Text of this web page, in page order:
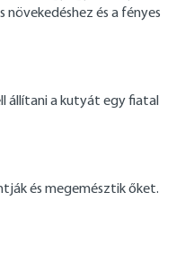
és a fényes
állítani a kutyát egy fiatal
és megemésztik őket.